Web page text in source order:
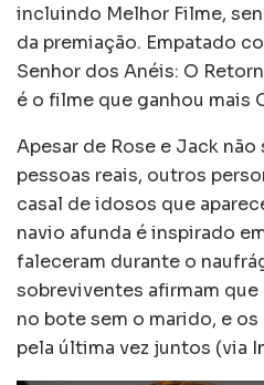
incluindo Melhor Filme,
da premiação. Empatado
Senhor dos Anéis: O
é o filme que ganhou mais
Apesar de Rose e Jack
pessoas reais, outros
casal de idosos que
navio afunda é inspirado
faleceram durante o
sobreviventes afirmam que
no bote sem o marido, e
pela última vez juntos (via